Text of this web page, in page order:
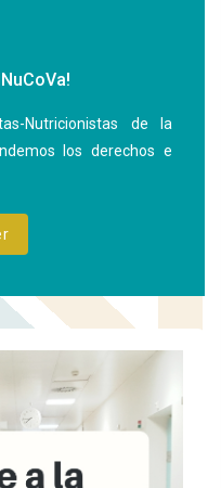
Nutricionistas de la
los derechos e